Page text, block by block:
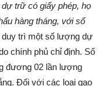
trữ có giấy phép, họ
hàng tháng, với số
duy trì một số lượng dự
chính phủ chỉ định. Số
đương 02 lần lượng
Đối với các loại gạo